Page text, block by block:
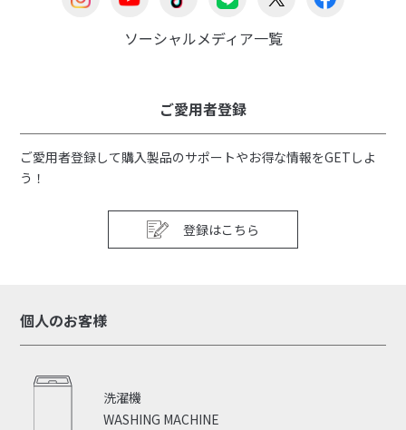
ソーシャルメディア一覧
ご愛用者登録
ご愛用者登録して購入製品のサポートやお得な情報をGETしよ
う！
登録はこちら
個人のお客様
WASHING MACHINE
洗濯機